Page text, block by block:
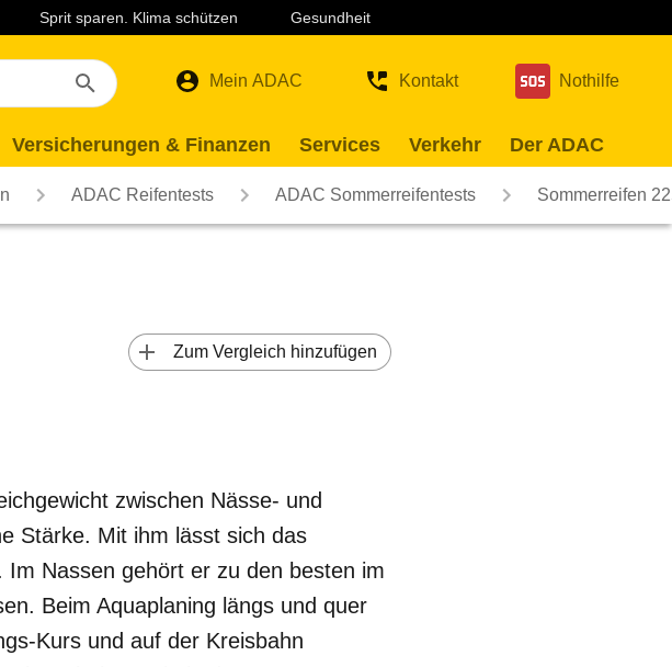
Sprit sparen. Klima schützen Gesundheit
Mein ADAC Kontakt Nothilfe
Versicherungen & Finanzen Services Verkehr Der ADAC
ADAC Reifentests ADAC Sommerreifentests Sommerreifen
Zum Vergleich hinzufügen
zwischen Nässe- und
Stärke. Mit ihm lässt sich das
Nassen gehört er zu den besten im
Beim Aquaplaning längs und quer
Kurs und auf der Kreisbahn